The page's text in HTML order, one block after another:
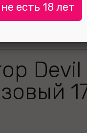
Devil
есть 18 лет